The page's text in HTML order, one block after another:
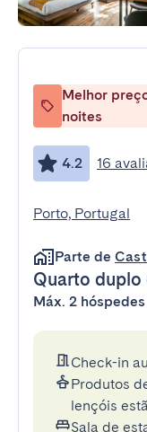
Melhor
noites
4.2 16
Porto, Portugal
Parte de
Quarto duplo
Máx. 2
Check-in
Produtos
lençóis
Sala de